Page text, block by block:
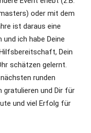
oder mit dem
ist daraus eine
ich habe Deine
Dein
schätzen gelernt.
runden
gratulieren und Dir für
und viel Erfolg für